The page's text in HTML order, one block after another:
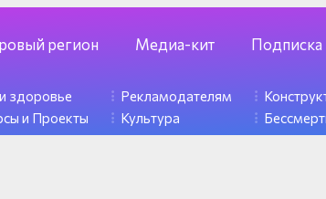
регион Медиа-кит Подписка
здоровье
и Проекты
Рекламодателям
Культура